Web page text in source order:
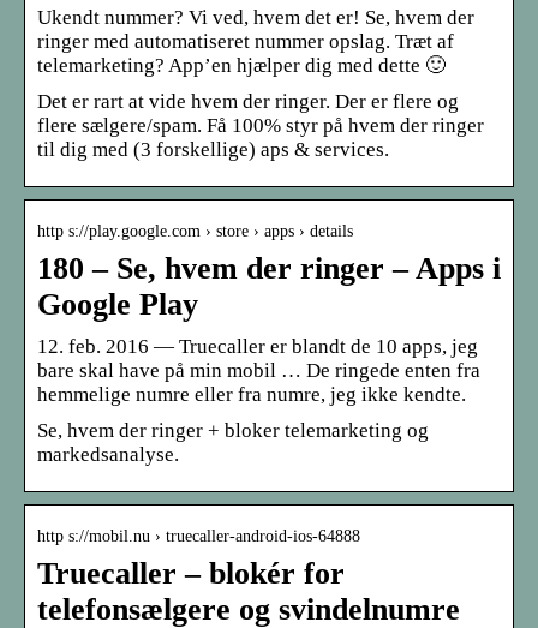
Ukendt nummer? Vi ved, hvem det er! Se, hvem der
ringer med automatiseret nummer opslag. Træt af
telemarketing? App’en hjælper dig med dette 🙂
Det er rart at vide hvem der ringer. Der er flere og
flere sælgere/spam. Få 100% styr på hvem der ringer
til dig med (3 forskellige) aps & services.
http s://play.google.com › store › apps › details
180 – Se, hvem der ringer – Apps i
Google Play
12. feb. 2016 — Truecaller er blandt de 10 apps, jeg
bare skal have på min mobil … De ringede enten fra
hemmelige numre eller fra numre, jeg ikke kendte.
Se, hvem der ringer + bloker telemarketing og
markedsanalyse.
http s://mobil.nu › truecaller-android-ios-64888
Truecaller – blokér for
telefonsælgere og svindelnumre